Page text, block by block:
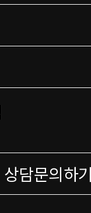
상담문의하